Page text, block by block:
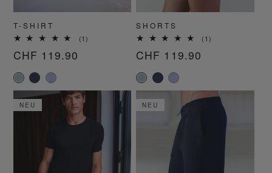
T-SHIRT
(1)
Normaler
Preis
CHF 119.90
SHORTS
(1)
Normaler
Preis
CHF 119.90
NEU NEU